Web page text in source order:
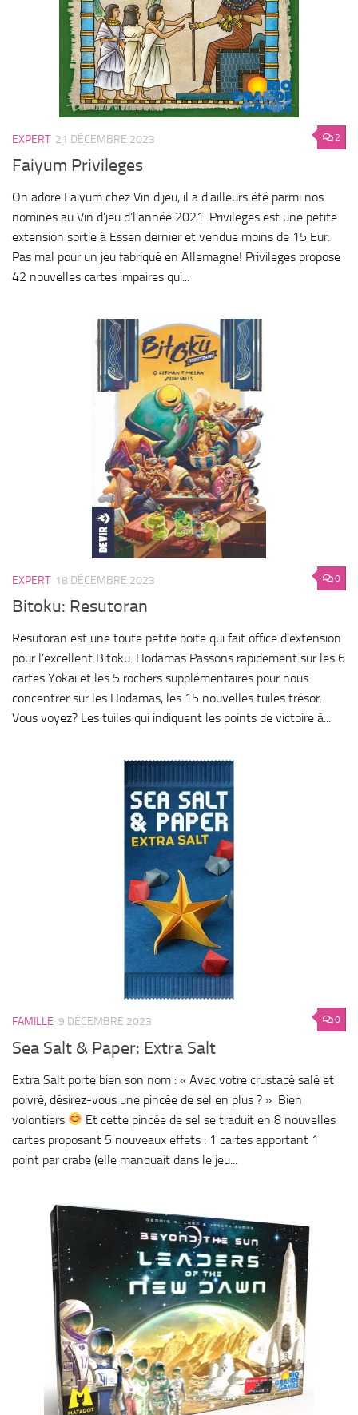
2
EXPERT 21 DÉCEMBRE 2023
Faiyum Privileges
On adore Faiyum chez Vin d’jeu, il a d’ailleurs été parmi nos
nominés au Vin d’jeu d’l’année 2021. Privileges est une petite
extension sortie à Essen dernier et vendue moins de 15 Eur.
Pas mal pour un jeu fabriqué en Allemagne! Privileges propose
42 nouvelles cartes impaires qui...
0
EXPERT 18 DÉCEMBRE 2023
Bitoku: Resutoran
Resutoran est une toute petite boite qui fait office d’extension
pour l’excellent Bitoku. Hodamas Passons rapidement sur les 6
cartes Yokai et les 5 rochers supplémentaires pour nous
concentrer sur les Hodamas, les 15 nouvelles tuiles trésor.
Vous voyez? Les tuiles qui indiquent les points de victoire à...
0
FAMILLE 9 DÉCEMBRE 2023
Sea Salt & Paper: Extra Salt
Extra Salt porte bien son nom : « Avec votre crustacé salé et
poivré, désirez-vous une pincée de sel en plus ? » Bien
volontiers
Et cette pincée de sel se traduit en 8 nouvelles
cartes proposant 5 nouveaux effets : 1 cartes apportant 1
point par crabe (elle manquait dans le jeu...